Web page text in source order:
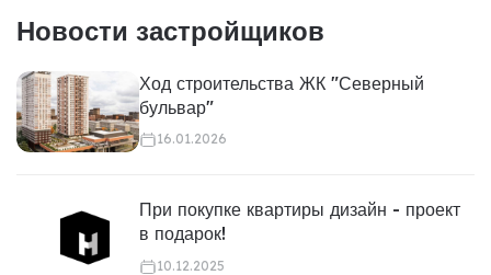
Новости застройщиков
Ход строительства ЖК "Северный
бульвар"
16.01.2026
При покупке квартиры дизайн - проект
в подарок!
10.12.2025